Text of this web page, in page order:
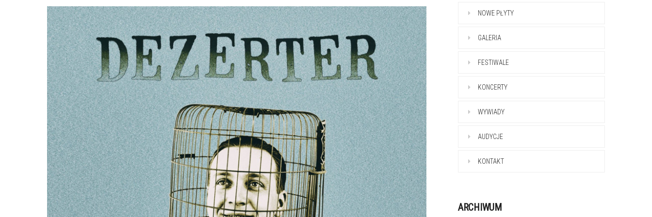
NOWE PŁYTY
GALERIA
FESTIWALE
KONCERTY
WYWIADY
AUDYCJE
KONTAKT
ARCHIWUM